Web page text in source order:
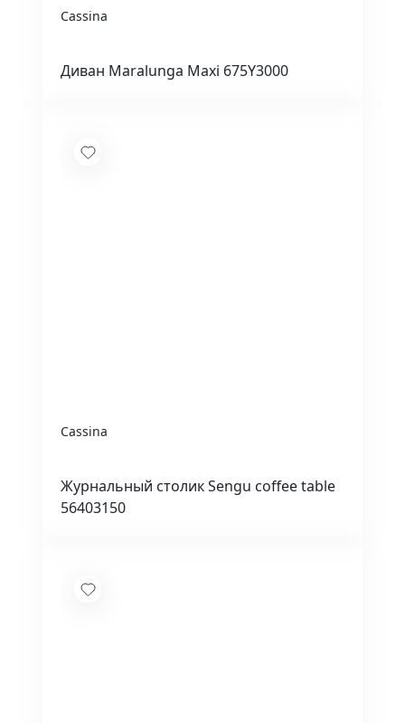
Cassina
Диван Maralunga Maxi 675Y3000
Cassina
Журнальный столик Sengu coffee table
56403150